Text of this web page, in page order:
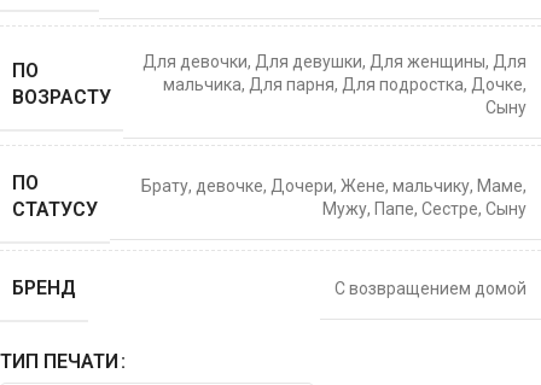
ПО
ВОЗРАСТУ
Для девочки, Для девушки, Для женщины, Для
мальчика, Для парня, Для подростка, Дочке,
Сыну
ПО
СТАТУСУ
Брату, девочке, Дочери, Жене, мальчику, Маме,
Мужу, Папе, Сестре, Сыну
БРЕНД С возвращением домой
ТИП ПЕЧАТИ